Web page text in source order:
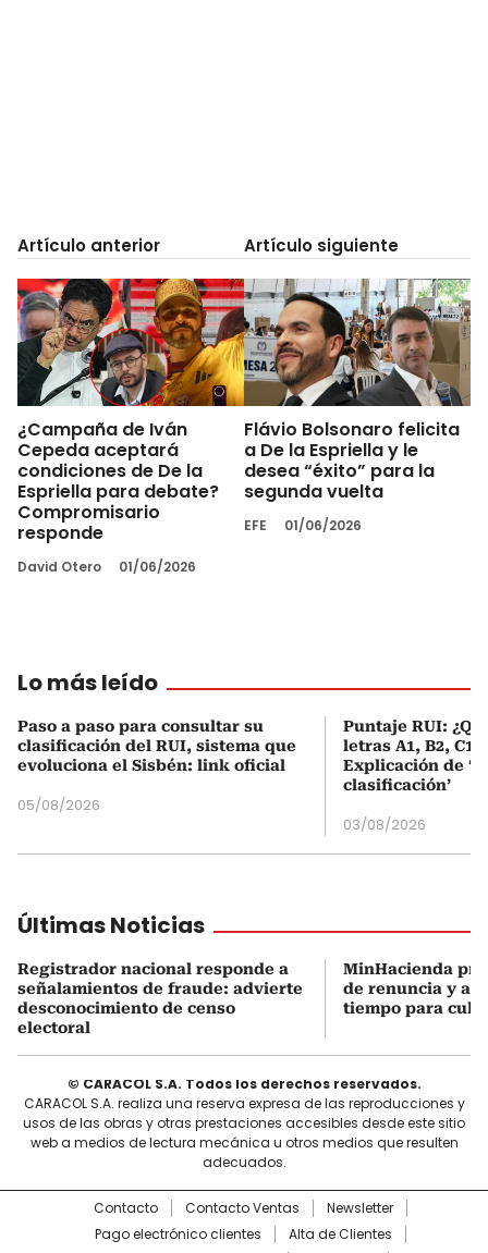
Artículo anterior
¿Campaña de Iván
Cepeda aceptará
condiciones de De la
Espriella para debate?
Compromisario
responde
David Otero 01/06/2026
Artículo siguiente
Flávio Bolsonaro felicita
a De la Espriella y le
desea “éxito” para la
segunda vuelta
EFE 01/06/2026
Lo más leído
Paso a paso para consultar su
clasificación del RUI, sistema que
evoluciona el Sisbén: link oficial
05/08/2026
Puntaje RUI:
letras A1, B2, C1
Explicación de
clasificación’
03/08/2026
Últimas Noticias
Registrador nacional responde a
señalamientos de fraude: advierte
desconocimiento de censo
electoral
MinHacienda
de renuncia y
tiempo para
© CARACOL S.A. Todos los derechos reservados.
CARACOL S.A. realiza una reserva expresa de las reproducciones y
usos de las obras y otras prestaciones accesibles desde este sitio
web a medios de lectura mecánica u otros medios que resulten
adecuados.
Contacto Contacto Ventas
Newsletter
Pago electrónico clientes
Alta de Clientes